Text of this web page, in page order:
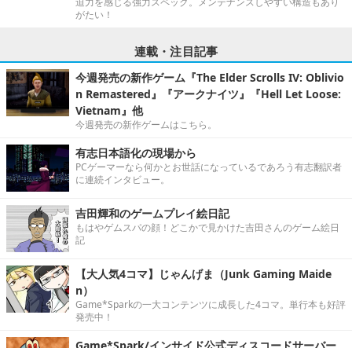
がたい！
連載・注目記事
今週発売の新作ゲーム『The Elder Scrolls IV: Oblivio
n Remastered』『アークナイツ』『Hell Let Loose:
Vietnam』他
今週発売の新作ゲームはこちら。
有志日本語化の現場から
PCゲーマーなら何かとお世話になっているであろう有志翻訳者
に連続インタビュー。
吉田輝和のゲームプレイ絵日記
もはやゲムスパの顔！どこかで見かけた吉田さんのゲーム絵日
記
【大人気4コマ】じゃんげま（Junk Gaming Maide
n）
Game*Sparkの一大コンテンツに成長した4コマ。単行本も好評
発売中！